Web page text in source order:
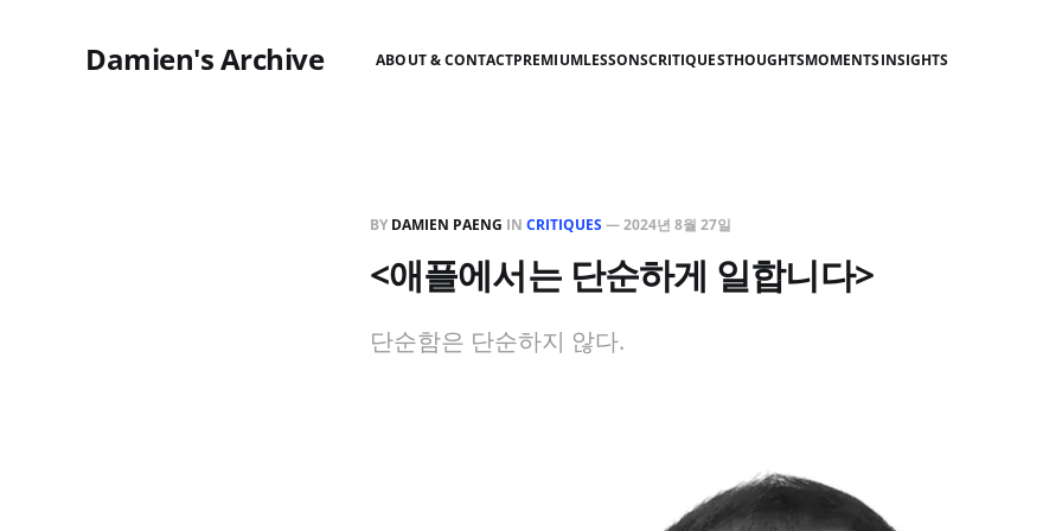
Damien's Archive ABOUT & CONTACTPREMIUMLESSONSCRITIQUESTHOUGHTSMOMENTSINSIGHTS
BY DAMIEN PAENG IN CRITIQUES—2024년 8월 27일
<애플에서는 단순하게 일합니다>
단순함은 단순하지 않다.